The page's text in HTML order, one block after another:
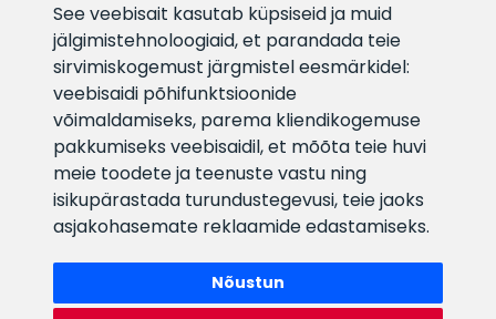
See veebisait kasutab küpsiseid ja muid
jälgimistehnoloogiaid, et parandada teie
sirvimiskogemust järgmistel eesmärkidel:
veebisaidi põhifunktsioonide
võimaldamiseks, parema kliendikogemuse
pakkumiseks veebisaidil,et mõõta teie huvi
meie toodete ja teenuste vastu ning
isikupärastada turundustegevusi, teie jaoks
asjakohasemate reklaamide edastamiseks.
Nõustun
info@veefiltrid.ee
+372 58862212
Vaata tööaegu
Reti tee 11, Peetri, 75312 Harju
maakond, Estonia